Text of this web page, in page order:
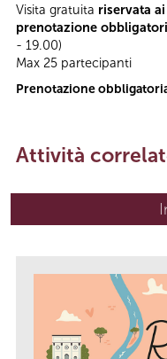
Visita gratuita riservata
prenotazione
- 19.00)
Max 25 partecipanti
Prenotazione
Attività